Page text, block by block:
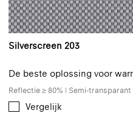
Silverscreen 203
De beste oplossing voor
Reflectie ≥ 80% | Semi-
Vergelijk